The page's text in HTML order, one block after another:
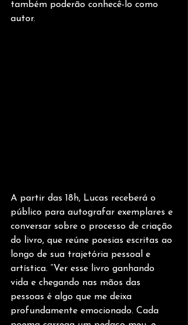
também poderão conhecê-lo como
autor.
A partir das 18h, Lucas receberá o
público para autografar exemplares e
conversar sobre o processo de criação
do livro, que reúne poesias escritas ao
longo de sua trajetória pessoal e
artística. “Ver esse livro ganhando
vida e chegando nas mãos das
pessoas é algo que me deixa
profundamente emocionado. Cada